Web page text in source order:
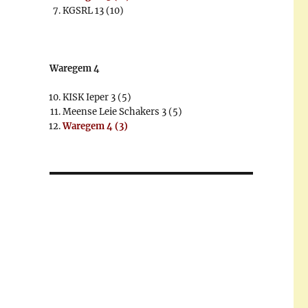
KGSRL 13 (10)
Waregem 4
KISK Ieper 3 (5)
Meense Leie Schakers 3 (5)
Waregem 4 (3)